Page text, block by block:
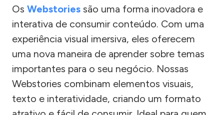
Os Webstories são uma forma inovadora e
interativa de consumir conteúdo. Com uma
experiência visual imersiva, eles oferecem
uma nova maneira de aprender sobre temas
importantes para o seu negócio. Nossas
Webstories combinam elementos visuais,
texto e interatividade, criando um formato